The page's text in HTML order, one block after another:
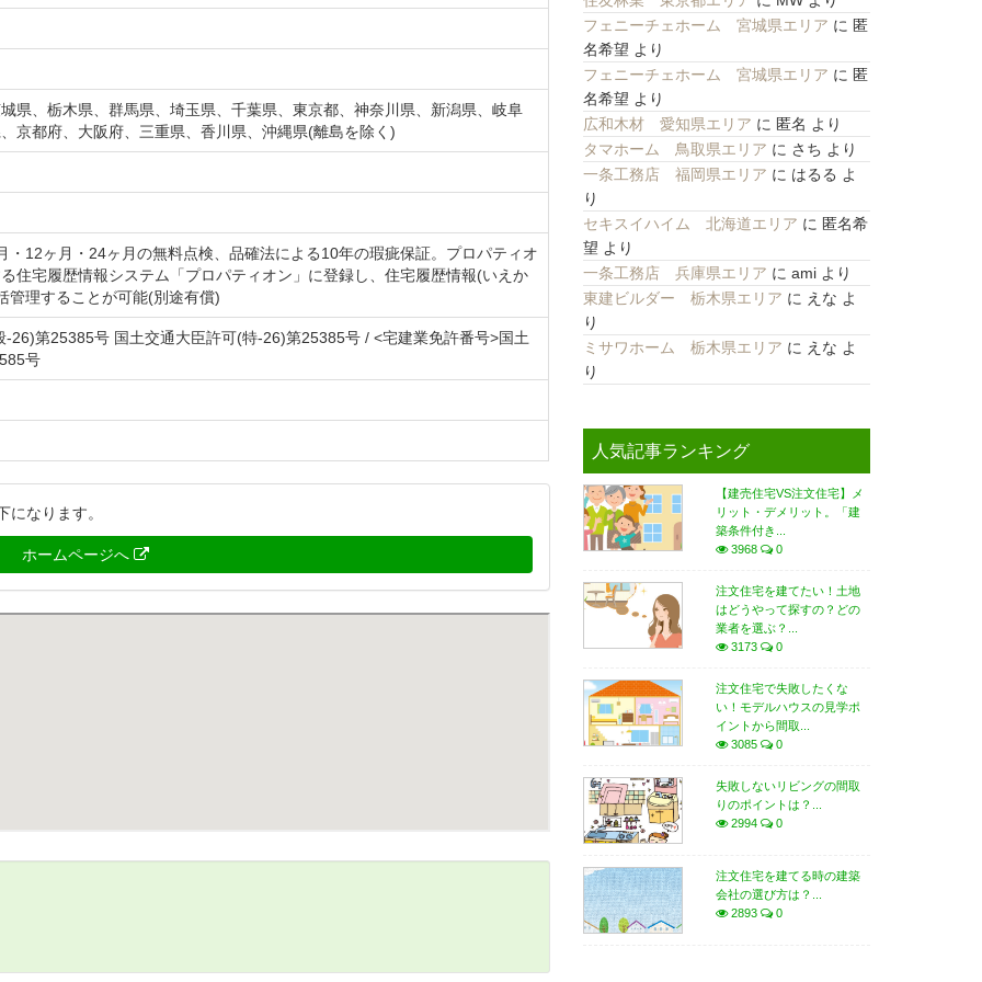
県、栃木県、群馬県、埼玉県、千葉県、東京都、神奈川県、新潟県、岐阜
京都府、大阪府、三重県、香川県、沖縄県(離島を除く)
・12ヶ月・24ヶ月の無料点検、品確法による10年の瑕疵保証。プロパティオ
住宅履歴情報システム「プロパティオン」に登録し、住宅履歴情報(いえか
管理することが可能(別途有償)
-26)第25385号 国土交通大臣許可(特-26)第25385号 / <宅建業免許番号>国土
号
なります。
ホームページへ
フェニーチェホーム 宮城県エリア に 匿
名希望 より
フェニーチェホーム 宮城県エリア に 匿
名希望 より
広和木材 愛知県エリア に 匿名 より
タマホーム 鳥取県エリア に さち より
一条工務店 福岡県エリア に はるる よ
り
セキスイハイム 北海道エリア に 匿名希
望 より
一条工務店 兵庫県エリア に amiより
東建ビルダー 栃木県エリア に えな よ
り
ミサワホーム 栃木県エリア に えな よ
り
人気記事ランキング
【建売住宅VS注文住宅】メ
リット・デメリット。「建
築条件付き...
3968
0
注文住宅を建てたい！土地
はどうやって探すの？どの
業者を選ぶ？...
3173
0
注文住宅で失敗したくな
い！モデルハウスの見学ポ
イントから間取...
3085
0
失敗しないリビングの間取
りのポイントは？...
2994
0
注文住宅を建てる時の建築
会社の選び方は？...
2893
0